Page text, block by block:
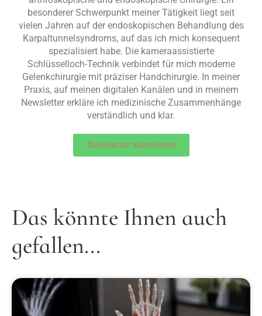
besonderer Schwerpunkt meiner Tätigkeit liegt seit
vielen Jahren auf der endoskopischen Behandlung des
Karpaltunnelsyndroms, auf das ich mich konsequent
spezialisiert habe. Die kameraassistierte
Schlüsselloch-Technik verbindet für mich moderne
Gelenkchirurgie mit präziser Handchirurgie. In meiner
Praxis, auf meinen digitalen Kanälen und in meinem
Newsletter erkläre ich medizinische Zusammenhänge
verständlich und klar.
Newsletter abonnieren
Das könnte Ihnen auch
gefallen...